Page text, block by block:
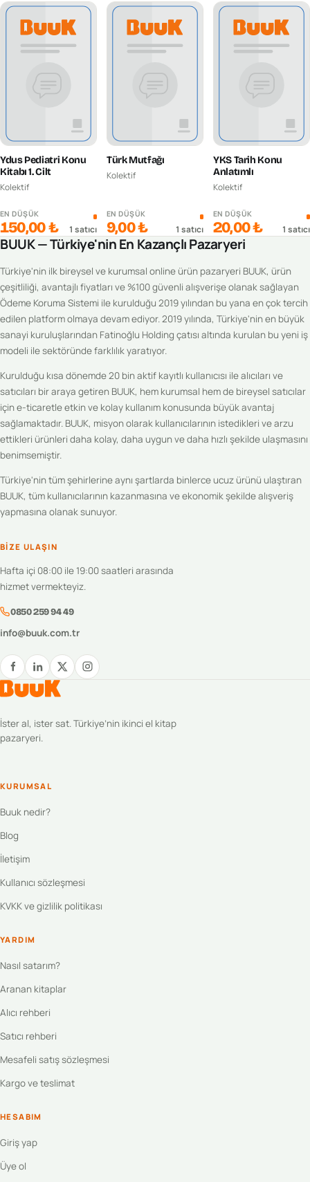
Ydus Pediatri Konu
Kitabı 1. Cilt
Kolektif
EN DÜŞÜK
150,00 ₺ 1 satıcı
Türk Mutfağı
Kolektif
EN DÜŞÜK
9,00 ₺ 1 satıcı
YKS Tarih Konu
Anlatımlı
Kolektif
EN DÜŞÜK
20,00 ₺ 1 satıcı
BUUK — Türkiye'nin En Kazançlı Pazaryeri
Türkiye'nin ilk bireysel ve kurumsal online ürün pazaryeri BUUK, ürün
çeşitliliği, avantajlı fiyatları ve %100 güvenli alışverişe olanak sağlayan
Ödeme Koruma Sistemi ile kurulduğu 2019 yılından bu yana en çok tercih
edilen platform olmaya devam ediyor. 2019 yılında, Türkiye'nin en büyük
sanayi kuruluşlarından Fatinoğlu Holding çatısı altında kurulan bu yeni iş
modeli ile sektöründe farklılık yaratıyor.
Kurulduğu kısa dönemde 20 bin aktif kayıtlı kullanıcısı ile alıcıları ve
satıcıları bir araya getiren BUUK, hem kurumsal hem de bireysel satıcılar
için e-ticaretle etkin ve kolay kullanım konusunda büyük avantaj
sağlamaktadır. BUUK, misyon olarak kullanıcılarının istedikleri ve arzu
ettikleri ürünleri daha kolay, daha uygun ve daha hızlı şekilde ulaşmasını
benimsemiştir.
Türkiye'nin tüm şehirlerine aynı şartlarda binlerce ucuz ürünü ulaştıran
BUUK, tüm kullanıcılarının kazanmasına ve ekonomik şekilde alışveriş
yapmasına olanak sunuyor.
BIZE ULAŞIN
Hafta içi 08:00 ile 19:00 saatleri arasında
hizmet vermekteyiz.
0850 259 94 49
info@buuk.com.tr
İster al, ister sat. Türkiye’nin ikinci el kitap
pazaryeri.
KURUMSAL
Buuk nedir?
Blog
İletişim
Kullanıcı sözleşmesi
KVKK ve gizlilik politikası
YARDIM
Nasıl satarım?
Aranan kitaplar
Alıcı rehberi
Satıcı rehberi
Mesafeli satış sözleşmesi
Kargo ve teslimat
HESABIM
Giriş yap
Üye ol